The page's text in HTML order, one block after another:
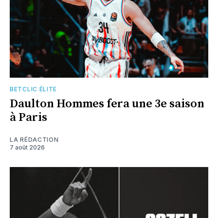
BETCLIC ÉLITE
Daulton Hommes fera une 3e saison
à Paris
LA RÉDACTION
7 août 2026